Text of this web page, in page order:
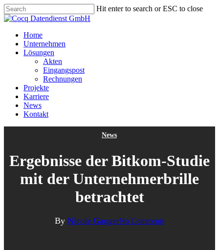
Skip
to
content
Hit enter to search or ESC to close
Close
Menu
Home
Unternehmen
Lösungen
Akten
Eingangspost
Rechnungen
Projekte
Karriere
News
Kontakt
News
Ergebnisse der Bitkom-Studie
mit der Unternehmerbrille
betrachtet
By Nicole GaugerNo Comments